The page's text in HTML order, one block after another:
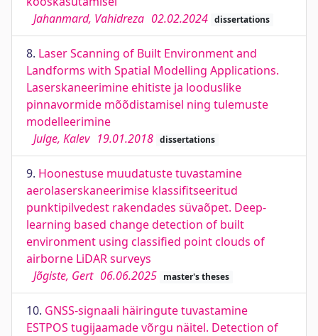
Jahanmard, Vahidreza 02.02.2024 dissertations
8. Laser Scanning of Built Environment and
Landforms with Spatial Modelling Applications.
Laserskaneerimine ehitiste ja looduslike
pinnavormide mõõdistamisel ning tulemuste
modelleerimine
Julge, Kalev 19.01.2018 dissertations
9. Hoonestuse muudatuste tuvastamine
aerolaserskaneerimise klassifitseeritud
punktipilvedest rakendades süvaõpet. Deep-
learning based change detection of built
environment using classified point clouds of
airborne LiDAR surveys
Jõgiste, Gert 06.06.2025 master's theses
10. GNSS-signaali häiringute tuvastamine
ESTPOS tugijaamade võrgu näitel. Detection of